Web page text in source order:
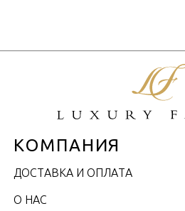
КОМПАНИЯ
ДОСТАВКА И ОПЛАТА
О НАС